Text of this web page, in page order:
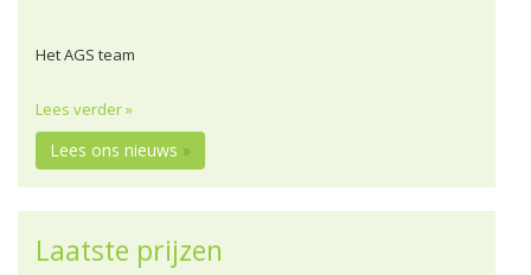
Het AGS team
Lees verder »
Lees ons nieuws »
Laatste prijzen